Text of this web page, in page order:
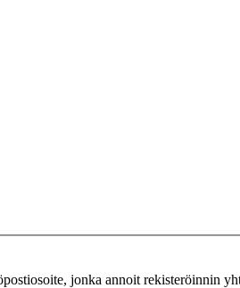
jonka annoit rekisteröinnin